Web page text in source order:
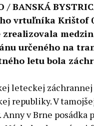
/ BANSKÁ
vrtuľníka Krištof
zrealizovala
určeného na
letu bola
leteckej záchrannej
republiky. V
v Brne posádka